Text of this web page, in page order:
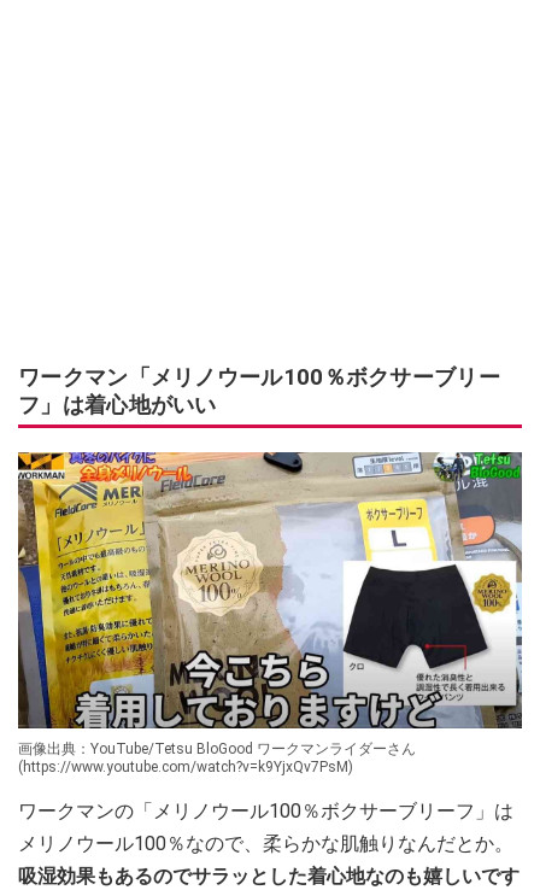
ワークマン「メリノウール100％ボクサーブリー
フ」は着心地がいい
画像出典：YouTube/Tetsu BloGood ワークマンライダーさん
(https://www.youtube.com/watch?v=k9YjxQv7PsM)
ワークマンの「メリノウール100％ボクサーブリーフ」は
メリノウール100％なので、柔らかな肌触りなんだとか。
吸湿効果もあるのでサラッとした着心地なのも嬉しいです